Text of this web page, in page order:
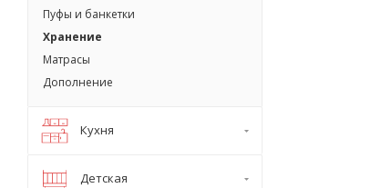
Пуфы и банкетки
Хранение
Матрасы
Дополнение
Кухня
Детская